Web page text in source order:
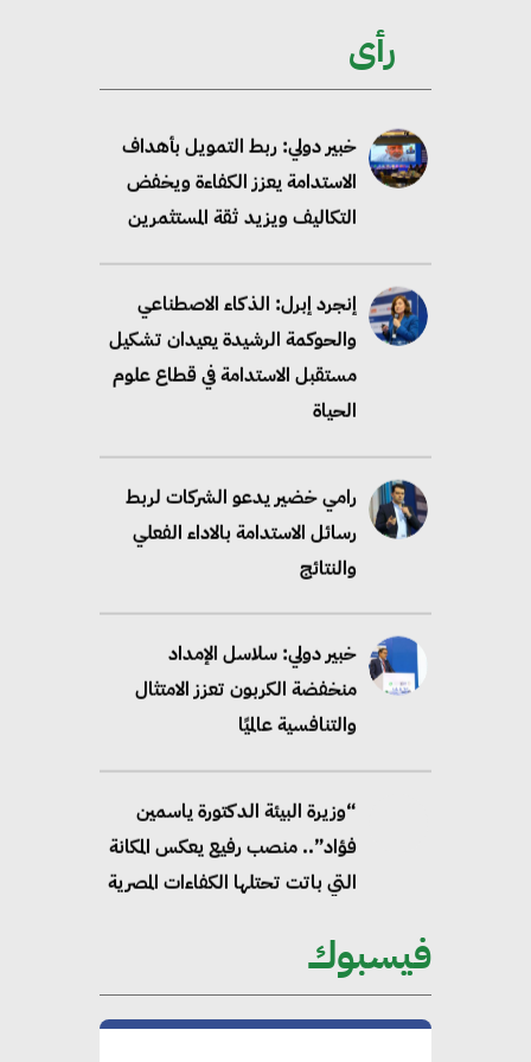
رأىوالسياسات
خبير دولي: ربط التمويل بأهداف
الاستدامة يعزز الكفاءة ويخفض
التكاليف ويزيد ثقة المستثمرين
إنجرد إبرل: الذكاء الاصطناعي
والحوكمة الرشيدة يعيدان تشكيل
مستقبل الاستدامة في قطاع علوم
الحياة
رامي خضير يدعو الشركات لربط
رسائل الاستدامة بالاداء الفعلي
والنتائج
خبير دولي: سلاسل الإمداد
منخفضة الكربون تعزز الامتثال
والتنافسية عالميًا
“وزيرة البيئة الدكتورة ياسمين
فؤاد”.. منصب رفيع يعكس المكانة
التي باتت تحتلها الكفاءات المصرية
محلب : المباني الخضراء إضافة
فيسبوك